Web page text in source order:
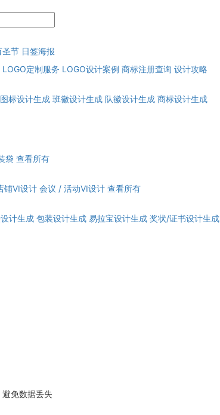
圣节 日签海报
LOGO定制服务 LOGO设计案例 商标注册查询 设计攻略
图标设计生成 班徽设计生成 队徽设计生成 商标设计生成
袋 查看所有
铺VI设计 会议 / 活动VI设计 查看所有
计生成 包装设计生成 易拉宝设计生成 奖状/证书设计生成
免数据丢失